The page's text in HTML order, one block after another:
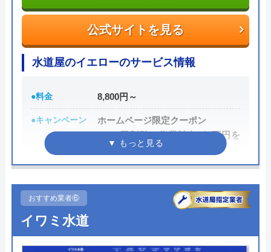
り、安心して工事をお願いできました。 保
障やアフターフォローもしっかりしているの
も安心できる点です。 535128F 追記 台所の
水道も壊れてしまい、交換をお願いしまし
してもらえるように日程を組んでいただきま
したいと思います。 535131F
Googleクチコミを見る
公式サイトを見る
水道1番館の基本情報
代表者 庄司良明
所在地
〒106-0032
東京都港区六本木5-10-33
対応エリア 全国
公式サイトを見る
水道屋のイエローのサービス情報
●料金 8,800円～
●キャンペーン
ホームページ限定クーポン
1,000円割引（作業料金が1万円を
超えた場合）
●受付時間
●定休日
●出張見積もり ―
おすすめ業者⑥
イワミ水道